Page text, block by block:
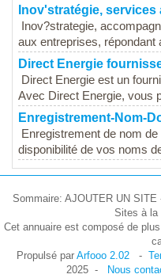
Inov'stratégie,
Inov?strategie,
aux entreprises, répondant
Direct Energie
Direct Energie est un
Avec Direct Energie, vous
Enregistrement-Nom-
Enregistrement de nom
disponibilité de vos noms
Sommaire: AJOUTER UN
Sites à la
Cet annuaire est composé de
Propulsé par Arfooo 2.02-
2025 -
Nous